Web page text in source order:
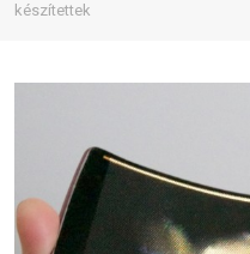
készítettek